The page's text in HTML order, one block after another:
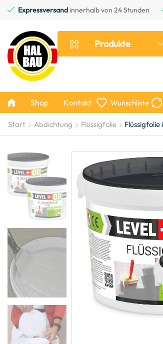
Expressversand innerhalb von 24 Stunden
Produkte
Shop Kontakt Wunschliste
Start Abdichtung Flüssigfolie